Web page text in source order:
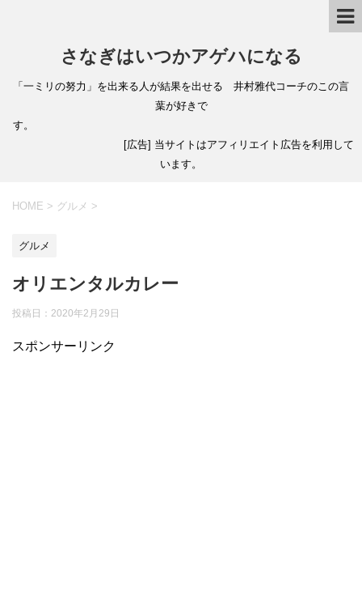
さなぎはいつかアゲハになる
「一ミリの努力」を出来る人が結果を出せる 井村雅代コーチのこの言
葉が好きで
す。
[広告] 当サイトはアフィリエイト広告を利用して
います。
HOME > グルメ >
グルメ
オリエンタルカレー
投稿日： 2020年2月29日
スポンサーリンク